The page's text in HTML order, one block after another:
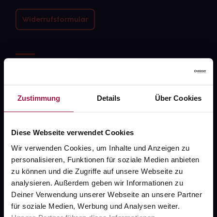
Zustimmung Details Über Cookies
Diese Webseite verwendet Cookies
Wir verwenden Cookies, um Inhalte und Anzeigen zu
personalisieren, Funktionen für soziale Medien anbieten
zu können und die Zugriffe auf unsere Webseite zu
analysieren. Außerdem geben wir Informationen zu
Deiner Verwendung unserer Webseite an unsere Partner
für soziale Medien, Werbung und Analysen weiter.
Widerrufsformular
Über uns
Karriere
PAYBACK
gesund-versorger.de
Sanitätshäuser
Datenschutz